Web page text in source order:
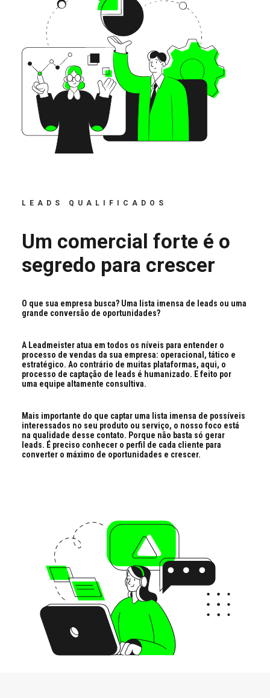
LEADS QUALIFICADOS
Um comercial forte é o
segredo para crescer
O que sua empresa busca? Uma lista imensa de leads ou uma
grande conversão de oportunidades?
A Leadmeister atua em todos os níveis para entender o
processo de vendas da sua empresa: operacional, tático e
estratégico. Ao contrário de muitas plataformas, aqui, o
processo de captação de leads é humanizado. E feito por
uma equipe altamente consultiva.
Mais importante do que captar uma lista imensa de possíveis
interessados no seu produto ou serviço, o nosso foco está
na qualidade desse contato. Porque não basta só gerar
leads. É preciso conhecer o perfil de cada cliente para
converter o máximo de oportunidades e crescer.